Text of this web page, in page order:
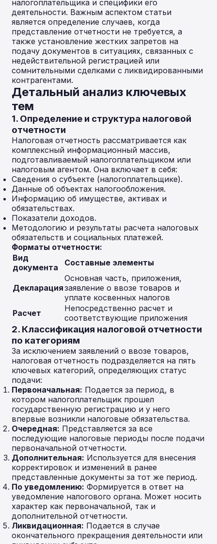
налогоплательщика и специфики его
деятельности. Важным аспектом статьи
является определение случаев, когда
представление отчетности не требуется, а
также установление жестких запретов на
подачу документов в ситуациях, связанных с
недействительной регистрацией или
сомнительными сделками с ликвидированными
контрагентами.
Детальный анализ ключевых
тем
1. Определение и структура налоговой
отчетности
Налоговая отчетность рассматривается как
комплексный информационный массив,
подготавливаемый налогоплательщиком или
налоговым агентом. Она включает в себя:
Сведения о субъекте (налогоплательщике).
Данные об объектах налогообложения.
Информацию об имуществе, активах и
обязательствах.
Показатели доходов.
Методологию и результаты расчета налоговых
обязательств и социальных платежей.
Форматы отчетности:
Вид
документа
Составные элементы
Декларация
Основная часть, приложения,
заявление о ввозе товаров и
уплате косвенных налогов
Расчет
Непосредственно расчет и
соответствующие приложения
2. Классификация налоговой отчетности
по категориям
За исключением заявлений о ввозе товаров,
налоговая отчетность подразделяется на пять
ключевых категорий, определяющих статус
подачи:
Первоначальная: Подается за период, в
котором налогоплательщик прошел
государственную регистрацию и у него
впервые возникли налоговые обязательства.
Очередная: Представляется за все
последующие налоговые периоды после подачи
первоначальной отчетности.
Дополнительная: Используется для внесения
корректировок и изменений в ранее
представленные документы за тот же период.
По уведомлению: Формируется в ответ на
уведомление налогового органа. Может носить
характер как первоначальной, так и
дополнительной отчетности.
Ликвидационная: Подается в случае
окончательного прекращения деятельности или